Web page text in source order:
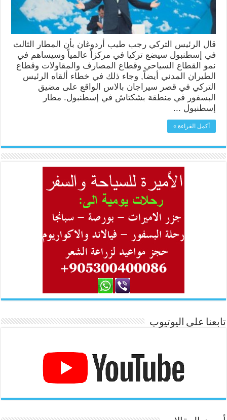
قال الرئيس التركي رجب طيب أردوغان بأن المطار الثالث
في إسطنبول سيضع تركيا في مركزاً عالمياً وسيساهم في
نمو القطاع السياحي وقطاع المصارف والمقاولات وقطاع
الطيران المدني أيضاً, وجاء ذلك في خطاء ألقاه الرئيس
التركي في قصر سيراجان بالاس الواقع على مضيق
البسفور في منطقة بشكتاش في إسطنبول. مطار
إسطنبول ...
أكمل القراءة »
تابعنا على اليوتيوب